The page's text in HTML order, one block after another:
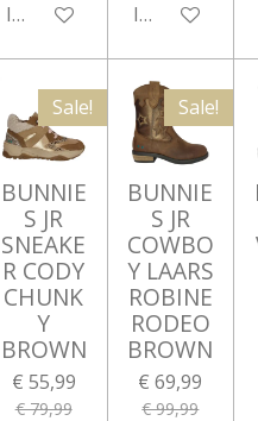
In winkelwagen
In
Sale!
BUNNIE
S JR
SNEAKE
R CODY
CHUNK
Y
BROWN
€ 55,99
€ 79,99
Sale!
BUNNIE
S JR
COWBO
Y LAARS
ROBINE
RODEO
BROWN
€ 69,99
€ 99,99